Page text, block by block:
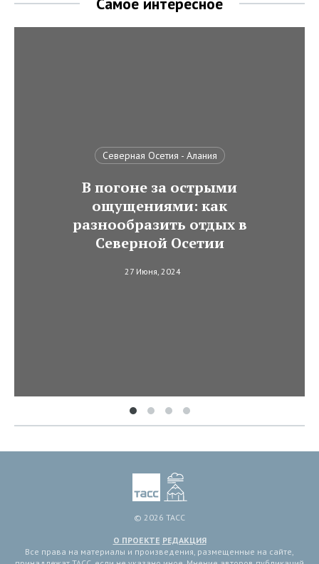
Северная Осетия - Алания
В погоне за острыми
ощущениями: как
разнообразить отдых в
Северной Осетии
27 Июня, 2024
© 2026 ТАСС
О ПРОЕКТЕ РЕДАКЦИЯ
Все права на материалы и произведения, размещенные на сайте,